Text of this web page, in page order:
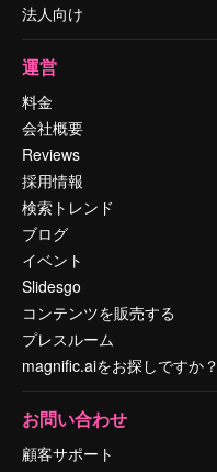
法人向け
運営
料金
会社概要
Reviews
採用情報
検索トレンド
ブログ
イベント
Slidesgo
コンテンツを販売する
プレスルーム
magnific.aiをお探しですか？
お問い合わせ
顧客サポート